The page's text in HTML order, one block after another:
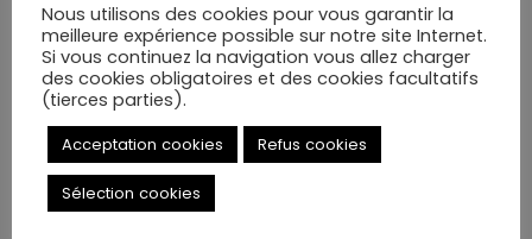
Nous utilisons des cookies pour vous garantir la
meilleure expérience possible sur notre site Internet.
Si vous continuez la navigation vous allez charger
des cookies obligatoires et des cookies facultatifs
(tierces parties).
Acceptation cookies Refus cookies
Sélection cookies